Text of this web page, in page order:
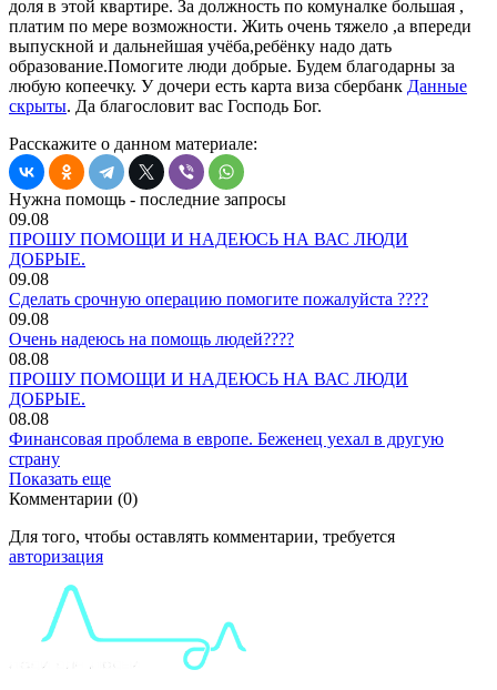
доля в этой квартире. За должность по комуналке большая ,
платим по мере возможности. Жить очень тяжело ,а впереди
выпускной и дальнейшая учёба,ребёнку надо дать
образование.Помогите люди добрые. Будем благодарны за
любую копеечку. У дочери есть карта виза сбербанк Данные
скрыты. Да благословит вас Господь Бог.
Расскажите о данном материале:
Нужна помощь - последние запросы
09.08
ПРОШУ ПОМОЩИ И НАДЕЮСЬ НА ВАС ЛЮДИ
ДОБРЫЕ.
09.08
Сделать срочную операцию помогите пожалуйста ????
09.08
Очень надеюсь на помощь людей????
08.08
ПРОШУ ПОМОЩИ И НАДЕЮСЬ НА ВАС ЛЮДИ
ДОБРЫЕ.
08.08
Финансовая проблема в европе. Беженец уехал в другую
страну
Показать еще
Комментарии (0)
Для того, чтобы оставлять комментарии, требуется
авторизация